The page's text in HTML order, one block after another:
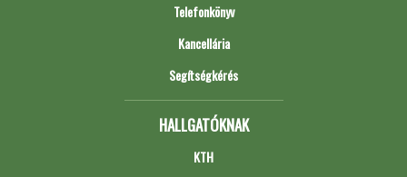
Telefonkönyv
Kancellária
Segítségkérés
HALLGATÓKNAK
KTH